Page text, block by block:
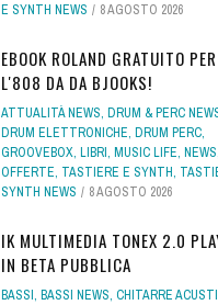
E SYNTH NEWS
8 AGOSTO 2026
EBOOK ROLAND GRATUITO PER
L'808 DA DA BJOOKS!
ATTUALITÀ NEWS, DRUM & PERC
DRUM ELETTRONICHE, DRUM PERC,
GROOVEBOX, LIBRI, MUSIC LIFE, NEWS,
OFFERTE, TASTIERE E SYNTH,
SYNTH NEWS
8 AGOSTO 2026
IK MULTIMEDIA TONEX 2.0
IN BETA PUBBLICA
BASSI, BASSI NEWS, CHITARRE